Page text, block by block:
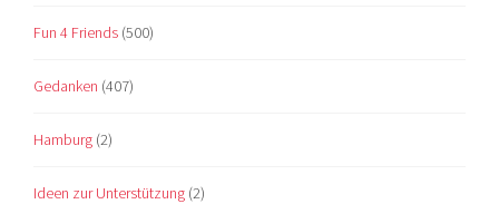
Fun 4 Friends (500)
Gedanken (407)
Hamburg (2)
Ideen zur Unterstützung (2)